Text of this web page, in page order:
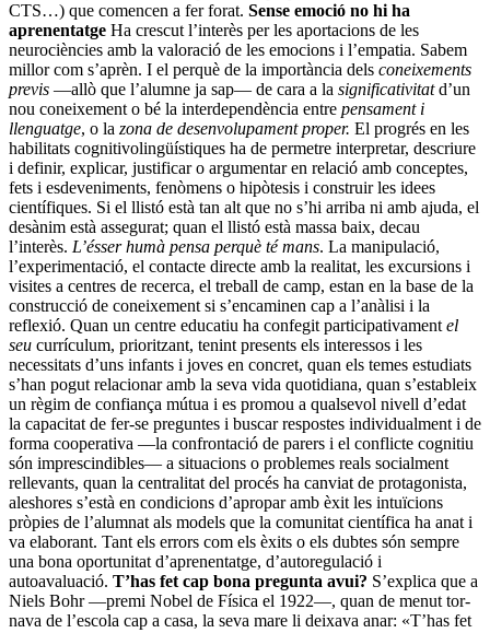
CTS…) que comencen a fer forat. Sense emoció no hi ha
aprenentatge Ha crescut l’interès per les aportacions de les
neurociències amb la valoració de les emocions i l’empatia. Sabem
millor com s’aprèn. I el perquè de la importància dels coneixements
previs —allò que l’alumne ja sap— de cara a la significativitatd’un
nou coneixement o bé la interdependència entre pensament i
llenguatge, o la zona de desenvolupament proper. El progrés en les
habilitats cognitivolingüístiques ha de permetre interpretar, descriure
i definir, explicar, justificar o argumentar en rela­ció amb conceptes,
fets i esdeveniments, fenòmens o hipòtesis i construir les idees
científiques. Si el llistó està tan alt que no s’hi arriba ni amb ajuda, el
desànim està assegurat; quan el llistó està massa baix, decau
l’interès. L’ésser humà pensa perquè té mans. La manipulació,
l’experimentació, el contacte directe amb la realitat, les excursions i
visites a centres de recerca, el treball de camp, estan en la base de la
construcció de coneixement si s’encaminen cap a l’anàlisi i la
reflexió. Quan un centre educatiu ha confegit participativament el
seu currículum, prio­ritzant, tenint presents els interessos i les
necessitats d’uns infants i joves en concret, quan els temes estudiats
s’han pogut rela­cionar amb la seva vida quotidiana, quan s’estableix
un règim de confiança mútua i es promou a qualsevol nivell d’edat
la capa­citat de fer-se preguntes i buscar respostes individualment i de
forma cooperativa —la confrontació de parers i el conflicte cog­nitiu
són imprescindibles— a situacions o problemes reals socialment
rellevants, quan la centralitat del procés ha canviat de protagonista,
aleshores s’està en condicions d’apropar amb èxit les intuïcions
pròpies de l’alumnat als models que la comunitat científica ha anat i
va elaborant. Tant els errors com els èxits o els dubtes són sem­pre
una bona oportunitat d’aprenentatge, d’autoregulació i
autoavaluació. T’has fet cap bona pregunta avui? S’explica que a
Niels Bohr —premi Nobel de Física el 1922—, quan de menut tor­
nava de l’escola cap a casa, la seva mare li deixava anar: «T’has fet